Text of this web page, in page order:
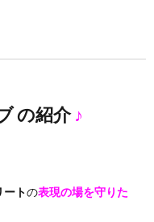
の紹介♪
ートの表現の場を守りた